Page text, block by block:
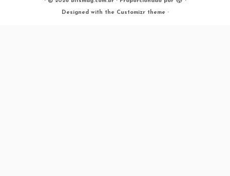
Designed with the Customizr theme ·